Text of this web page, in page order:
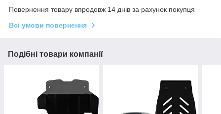
Повернення товару впродовж 14 днів за рахунок покупця
Всі умови повернення
Подібні товари компанії